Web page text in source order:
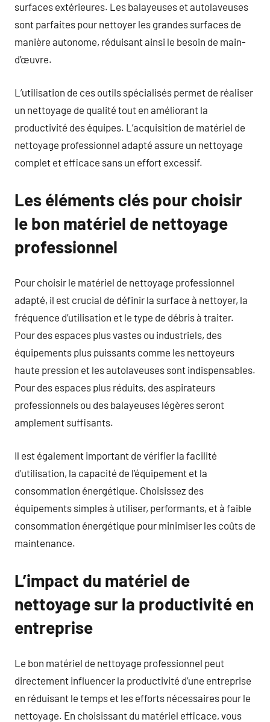
surfaces extérieures. Les balayeuses et autolaveuses
sont parfaites pour nettoyer les grandes surfaces de
manière autonome, réduisant ainsi le besoin de main-
d’œuvre.
L’utilisation de ces outils spécialisés permet de réaliser
un nettoyage de qualité tout en améliorant la
productivité des équipes. L’acquisition de matériel de
nettoyage professionnel adapté assure un nettoyage
complet et efficace sans un effort excessif.
Les éléments clés pour choisir
le bon matériel de nettoyage
professionnel
Pour choisir le matériel de nettoyage professionnel
adapté, il est crucial de définir la surface à nettoyer, la
fréquence d’utilisation et le type de débris à traiter.
Pour des espaces plus vastes ou industriels, des
équipements plus puissants comme les nettoyeurs
haute pression et les autolaveuses sont indispensables.
Pour des espaces plus réduits, des aspirateurs
professionnels ou des balayeuses légères seront
amplement suffisants.
Il est également important de vérifier la facilité
d’utilisation, la capacité de l’équipement et la
consommation énergétique. Choisissez des
équipements simples à utiliser, performants, et à faible
consommation énergétique pour minimiser les coûts de
maintenance.
L’impact du matériel de
nettoyage sur la productivité en
entreprise
Le bon matériel de nettoyage professionnel peut
directement influencer la productivité d’une entreprise
en réduisant le temps et les efforts nécessaires pour le
nettoyage. En choisissant du matériel efficace, vous